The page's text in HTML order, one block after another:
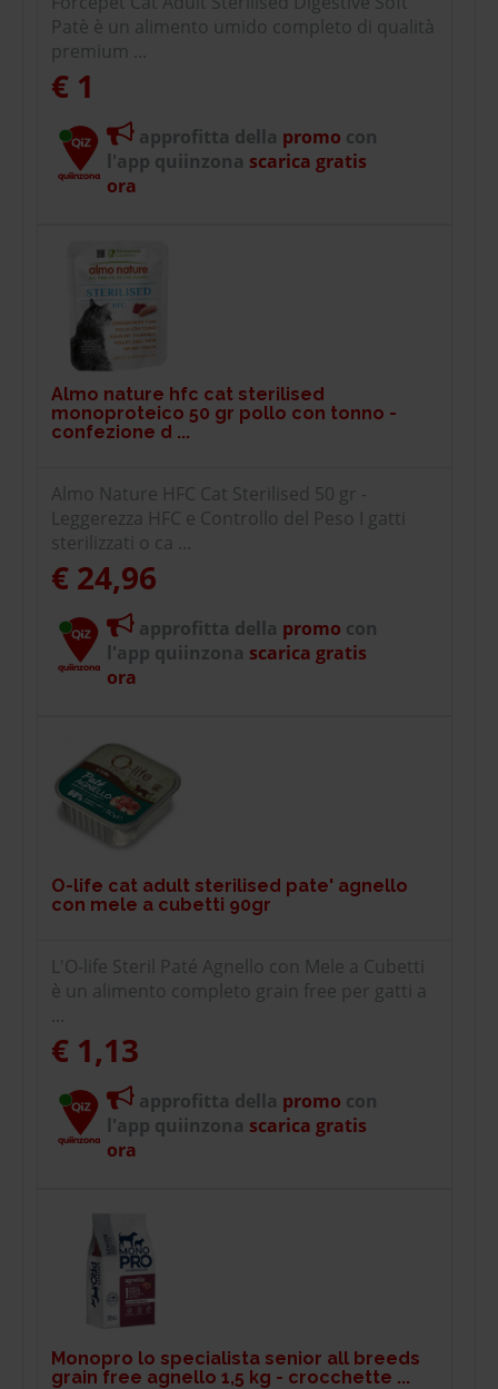
Patè è un alimento umido completo di qualità
premium ...
€ 1
approfitta della promo con
l'app quiinzona scarica gratis
ora
Almo nature hfc cat sterilised
monoproteico 50 gr pollo con tonno -
confezione d ...
Almo Nature HFC Cat Sterilised 50 gr -
Leggerezza HFC e Controllo del Peso I gatti
sterilizzati o ca ...
€ 24,96
approfitta della promo con
l'app quiinzona scarica gratis
ora
O-life cat adult sterilised pate' agnello
con mele a cubetti 90gr
L'O-life Steril Paté Agnello con Mele a Cubetti
è un alimento completo grain free per gatti a
...
€ 1,13
approfitta della promo con
l'app quiinzona scarica gratis
ora
Monopro lo specialista senior all breeds
grain free agnello 1,5 kg - crocchette ...